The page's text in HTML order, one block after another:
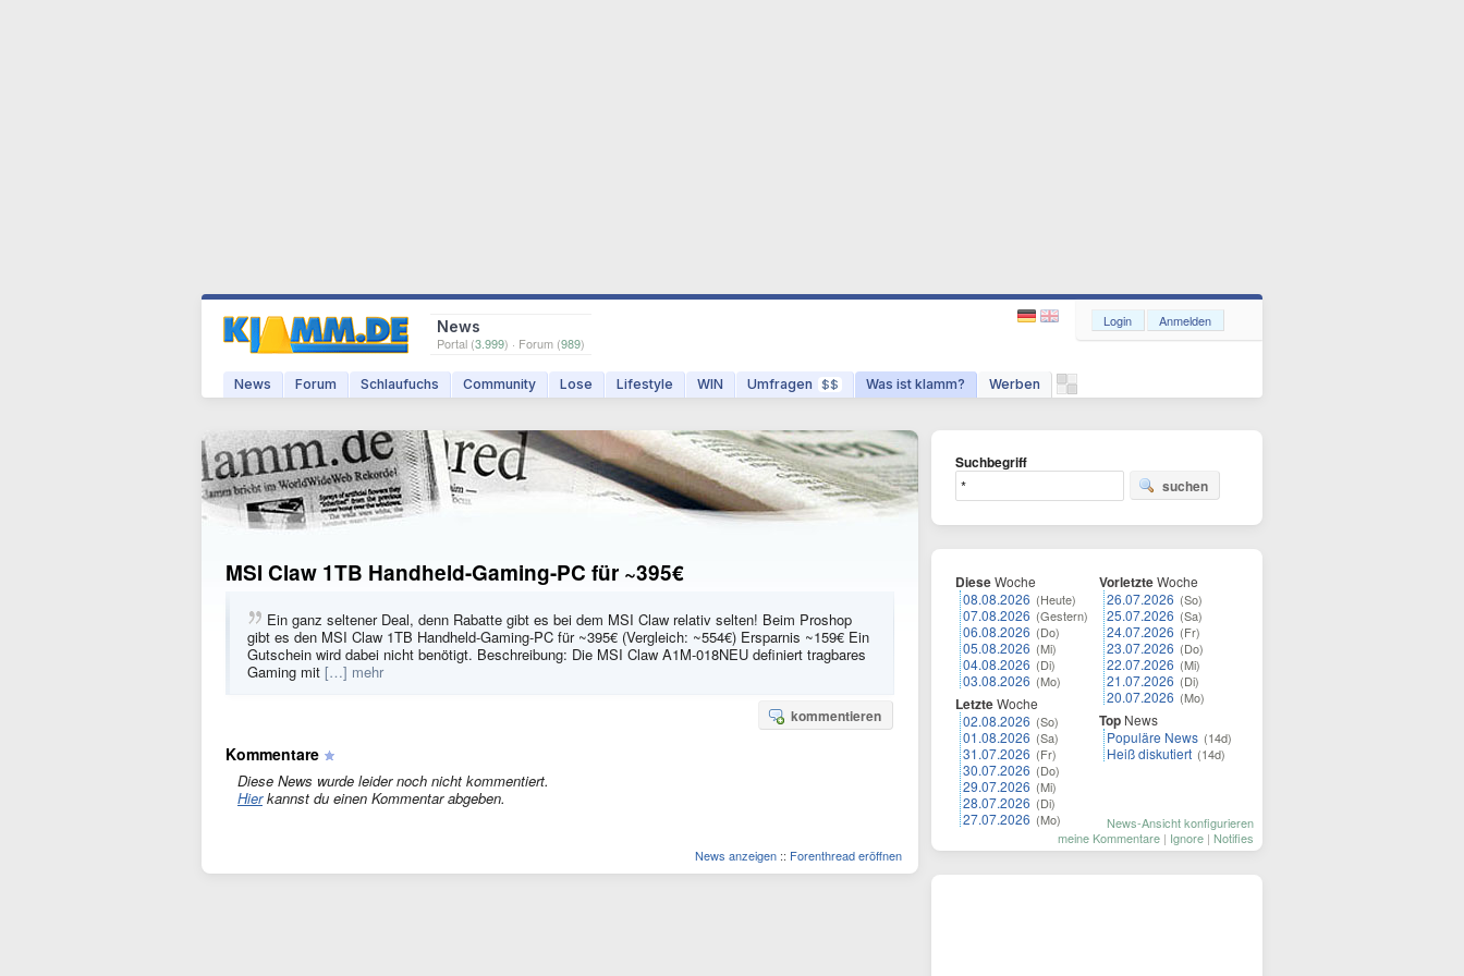
News
Portal (3.999) · Forum (989)
News Forum Schlaufuchs Community Lose Lifestyle WIN Umfragen $$ Was ist klamm? Werben
Login Anmelden
MSI Claw 1TB Handheld-Gaming-PC für ~395€
Ein ganz seltener Deal, denn Rabatte gibt es bei dem MSI Claw relativ selten! Beim Proshop
gibt es den MSI Claw 1TB Handheld-Gaming-PC für ~395€ (Vergleich: ~554€) Ersparnis ~159€ Ein
Gutschein wird dabei nicht benötigt. Beschreibung: Die MSI Claw A1M-018NEU definiert tragbares
Gaming mit […] mehr
kommentieren
Kommentare
Diese News wurde leider noch nicht kommentiert.
Hierkannst du einen Kommentar abgeben.
News anzeigen :: Forenthread eröffnen
Suchbegriff
suchen
DieseWoche
08.08.2026 (Heute)
07.08.2026 (Gestern)
06.08.2026 (Do)
05.08.2026 (Mi)
04.08.2026 (Di)
03.08.2026 (Mo)
LetzteWoche
02.08.2026 (So)
01.08.2026 (Sa)
31.07.2026 (Fr)
30.07.2026 (Do)
29.07.2026 (Mi)
28.07.2026 (Di)
27.07.2026 (Mo)
VorletzteWoche
26.07.2026 (So)
25.07.2026 (Sa)
24.07.2026 (Fr)
23.07.2026 (Do)
22.07.2026 (Mi)
21.07.2026 (Di)
20.07.2026 (Mo)
Top News
Populäre News (14d)
Heiß diskutiert (14d)
News-Ansicht konfigurieren
meine Kommentare | Ignore | Notifies